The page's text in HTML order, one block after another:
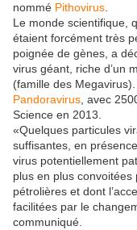
nommé Pithovirus
Le monde scientifique,
étaient forcément très
poignée de gènes, a
virus géant, riche d’un
(famille des
Pandoravirus , avec
Science en 2013.
«Quelques particules
suffisantes, en
virus potentiellement
plus en plus
pétrolières et dont
facilitées par le
communiqué.